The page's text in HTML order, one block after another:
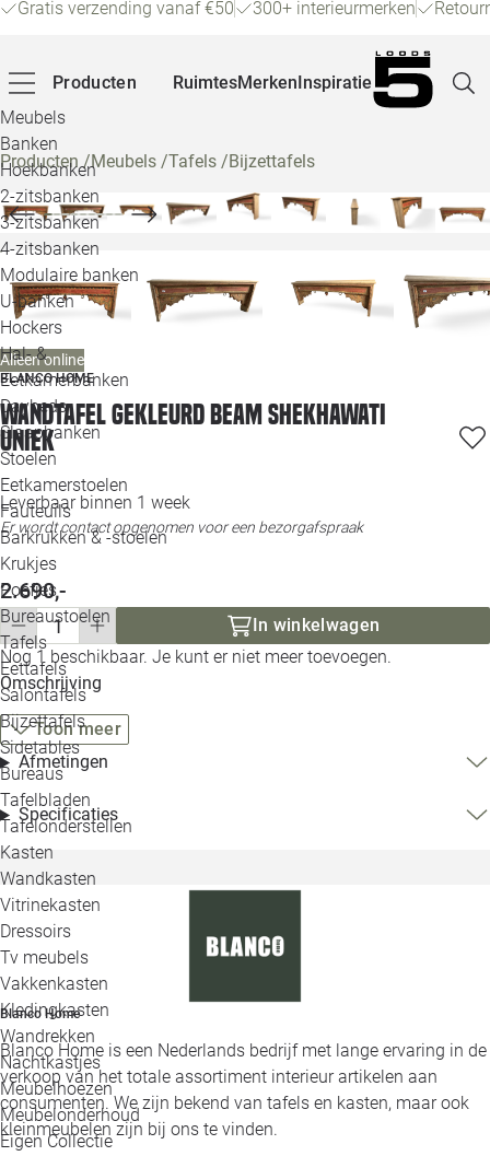
Gratis verzending vanaf €50 300+ interieurmerken
Producten
Meubels
Banken
Hoekbanken
2-zitsbanken
3-zitsbanken
4-zitsbanken
Modulaire banken
U-banken
Hockers
Hal- &
Eetkamerbanken
Daybeds
Slaapbanken
Stoelen
Eetkamerstoelen
Fauteuils
Barkrukken & -stoelen
Krukjes
Poefjes
Bureaustoelen
Tafels
Eettafels
Salontafels
Bijzettafels
Sidetables
Bureaus
Tafelbladen
Tafelonderstellen
Kasten
Wandkasten
Vitrinekasten
Dressoirs
Tv meubels
Vakkenkasten
Kledingkasten
Wandrekken
Nachtkastjes
Meubelhoezen
Meubelonderhoud
Eigen Collectie
RuimtesMerkenInspiratie
Alle
Producten/Meubels /Tafels /Bijzettafels
Alleen online
BLANCO HOME
Wandtafel gekleurd Beam Shekhawati
uniek
Leverbaar binnen 1 week
Er wordt contact opgenomen voor een bezorgafspraak
2.690,-
In winkelwagen
Nog 1 beschikbaar. Je kunt er niet meer toevoegen.
Omschrijving
Toon meer
Afmetingen
Specificaties
Blanco Home
Blanco Home is een Nederlands bedrijf met lange ervaring in de
verkoop van het totale assortiment interieur artikelen aan
consumenten. We zijn bekend van tafels en kasten, maar ook
kleinmeubelen zijn bij ons te vinden.